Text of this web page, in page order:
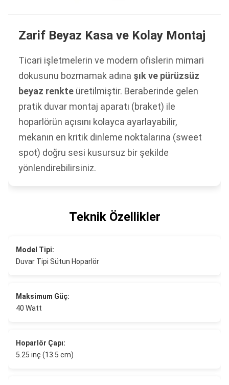
Zarif Beyaz Kasa ve Kolay Montaj
Ticari işletmelerin ve modern ofislerin mimari
dokusunu bozmamak adına şık ve pürüzsüz
beyaz renkte üretilmiştir. Beraberinde gelen
pratik duvar montaj aparatı (braket) ile
hoparlörün açısını kolayca ayarlayabilir,
mekanın en kritik dinleme noktalarına (sweet
spot) doğru sesi kusursuz bir şekilde
yönlendirebilirsiniz.
Teknik Özellikler
Model Tipi:
Duvar Tipi Sütun Hoparlör
Maksimum Güç:
40 Watt
Hoparlör Çapı:
5.25 inç (13.5 cm)